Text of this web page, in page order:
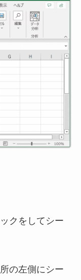
クをしてシー
の左側にシー